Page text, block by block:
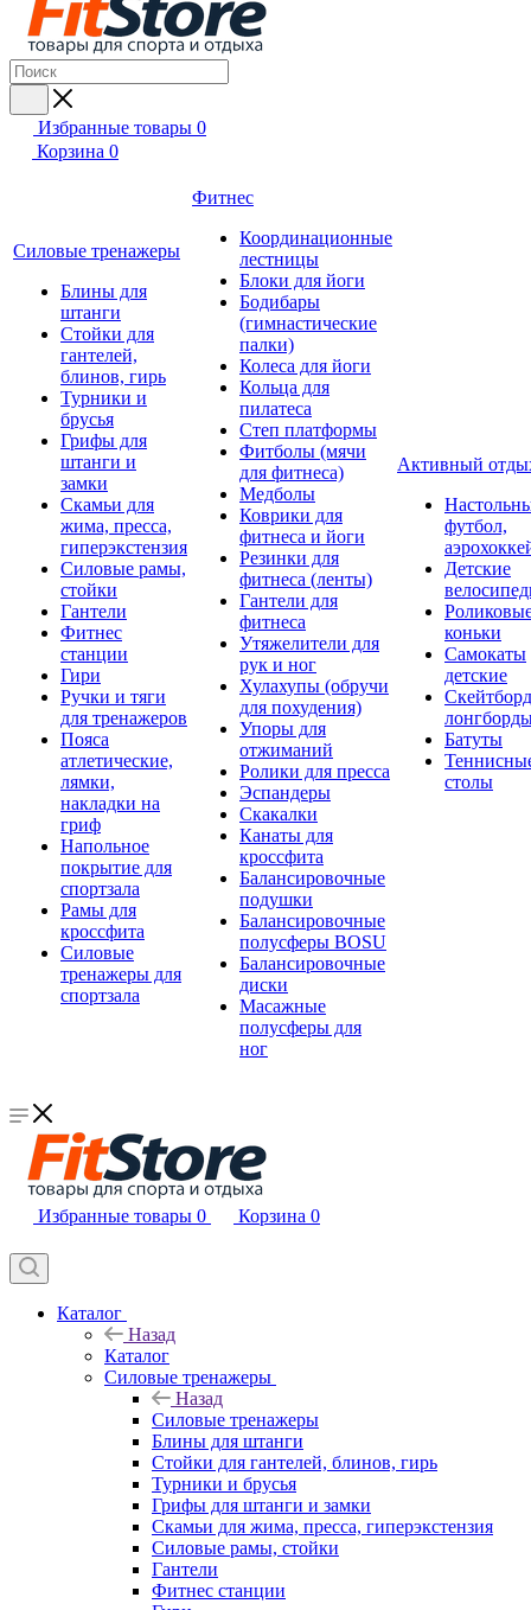
Избранные товары 0
Корзина 0
Силовые тренажеры
Блины для
штанги
Стойки для
гантелей,
блинов, гирь
Турники и
брусья
Грифы для
штанги и
замки
Скамьи для
жима, пресса,
гиперэкстензия
Силовые рамы,
стойки
Гантели
Фитнес
станции
Гири
Ручки и тяги
для тренажеров
Пояса
атлетические,
лямки,
накладки на
гриф
Напольное
покрытие для
спортзала
Рамы для
кроссфита
Силовые
тренажеры для
спортзала
Фитнес
Координационные
лестницы
Блоки для йоги
Бодибары
(гимнастические
палки)
Колеса для йоги
Кольца для
пилатеса
Степ платформы
Фитболы (мячи
для фитнеса)
Медболы
Коврики для
фитнеса и йоги
Резинки для
фитнеса (ленты)
Гантели для
фитнеса
Утяжелители для
рук и ног
Хулахупы (обручи
для похудения)
Упоры для
отжиманий
Ролики для пресса
Эспандеры
Скакалки
Канаты для
кроссфита
Балансировочные
подушки
Балансировочные
полусферы BOSU
Балансировочные
диски
Масажные
полусферы для
ног
Активный
футбол,
Детские
коньки
Самокаты
детские
Батуты
столы
Избранные товары 0 Корзина 0
Каталог
Назад
Каталог
Силовые тренажеры
Назад
Силовые тренажеры
Блины для штанги
Стойки для гантелей, блинов, гирь
Турники и брусья
Грифы для штанги и замки
Скамьи для жима, пресса, гиперэкстензия
Силовые рамы, стойки
Гантели
Фитнес станции